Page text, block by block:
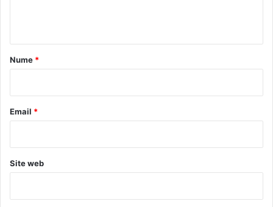
r
*
Nume *
Email *
Site web